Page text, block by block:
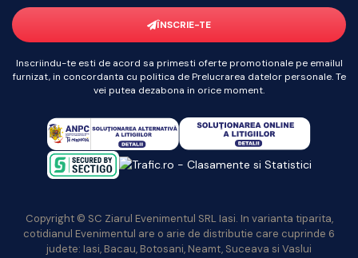
ÎNSCRIE-TE
Inscriindu-te esti de acord sa primesti oferte promotionale pe emailul
furnizat, in concordanta cu politica de Prelucrarea datelor personale. Te
vei putea dezabona in orice moment.
Copyright © SC Ziarul Evenimentul SRL Iasi. In varianta tiparita,
cotidianul Evenimentul are o arie de distributie care cuprinde 6
judete: Iasi, Bacau, Botosani, Neamt, Suceava si Vaslui